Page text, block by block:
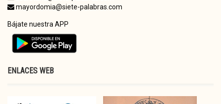
mayordomia@siete-palabras.com
Bájate nuestra APP
ENLACES WEB